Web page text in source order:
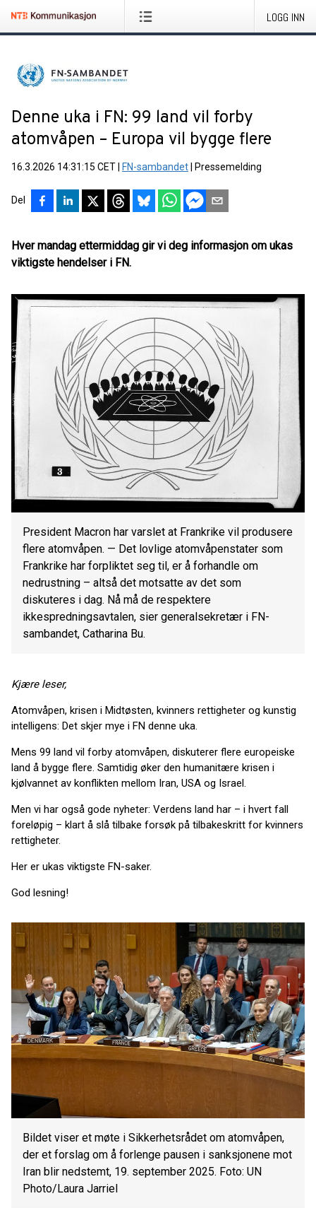
LOGG INN
Denne uka i FN: 99 land vil forby
atomvåpen – Europa vil bygge flere
16.3.2026 14:31:15 CET FN-sambandet Pressemelding
Del
Hver mandag ettermiddag gir vi deg informasjon om ukas
viktigste hendelser i FN.
President Macron har varslet at Frankrike vil produsere
flere atomvåpen. — Det lovlige atomvåpenstater som
Frankrike har forpliktet seg til, er å forhandle om
nedrustning – altså det motsatte av det som
diskuteres i dag. Nå må de respektere
ikkespredningsavtalen, sier generalsekretær i FN-
sambandet, Catharina Bu.
Kjære leser,
Atomvåpen, krisen i Midtøsten, kvinners rettigheter og kunstig
intelligens: Det skjer mye i FN denne uka.
Mens 99 land vil forby atomvåpen, diskuterer flere europeiske
land å bygge flere. Samtidig øker den humanitære krisen i
kjølvannet av konflikten mellom Iran, USA og Israel.
Men vi har også gode nyheter: Verdens land har – i hvert fall
foreløpig – klart å slå tilbake forsøk på tilbakeskritt for kvinners
rettigheter.
Her er ukas viktigste FN-saker.
God lesning!
Bildet viser et møte i Sikkerhetsrådet om atomvåpen,
der et forslag om å forlenge pausen i sanksjonene mot
Iran blir nedstemt, 19. september 2025. Foto: UN
Photo/Laura Jarriel